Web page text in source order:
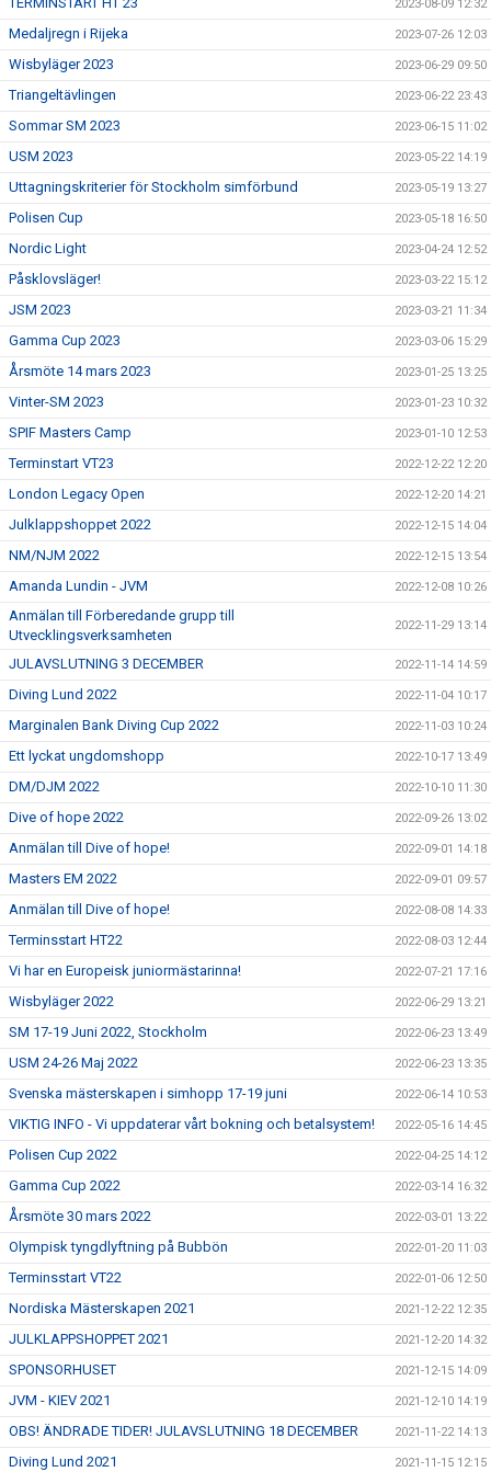
2023-08-09 12:32
Medaljregn i Rijeka 2023-07-26 12:03
Wisbyläger 2023 2023-06-29 09:50
Triangeltävlingen 2023-06-22 23:43
Sommar SM 2023 2023-06-15 11:02
USM 2023 2023-05-22 14:19
Uttagningskriterier för Stockholm simförbund 2023-05-19 13:27
Polisen Cup 2023-05-18 16:50
Nordic Light 2023-04-24 12:52
Påsklovsläger! 2023-03-22 15:12
JSM 2023 2023-03-21 11:34
Gamma Cup 2023 2023-03-06 15:29
Årsmöte 14 mars 2023 2023-01-25 13:25
Vinter-SM 2023 2023-01-23 10:32
SPIF Masters Camp 2023-01-10 12:53
Terminstart VT23 2022-12-22 12:20
London Legacy Open 2022-12-20 14:21
Julklappshoppet 2022 2022-12-15 14:04
NM/NJM 2022 2022-12-15 13:54
Amanda Lundin - JVM 2022-12-08 10:26
Anmälan till Förberedande grupp till
Utvecklingsverksamheten
2022-11-29 13:14
JULAVSLUTNING 3 DECEMBER 2022-11-14 14:59
Diving Lund 2022 2022-11-04 10:17
Marginalen Bank Diving Cup 2022 2022-11-03 10:24
Ett lyckat ungdomshopp 2022-10-17 13:49
DM/DJM 2022 2022-10-10 11:30
Dive of hope 2022 2022-09-26 13:02
Anmälan till Dive of hope! 2022-09-01 14:18
Masters EM 2022 2022-09-01 09:57
Anmälan till Dive of hope! 2022-08-08 14:33
Terminsstart HT22 2022-08-03 12:44
Vi har en Europeisk juniormästarinna! 2022-07-21 17:16
Wisbyläger 2022 2022-06-29 13:21
SM 17-19 Juni 2022, Stockholm 2022-06-23 13:49
USM 24-26 Maj 2022 2022-06-23 13:35
Svenska mästerskapen i simhopp 17-19 juni 2022-06-14 10:53
VIKTIG INFO - Vi uppdaterar vårt bokning och betalsystem! 2022-05-16 14:45
Polisen Cup 2022 2022-04-25 14:12
Gamma Cup 2022 2022-03-14 16:32
Årsmöte 30 mars 2022 2022-03-01 13:22
Olympisk tyngdlyftning på Bubbön 2022-01-20 11:03
Terminsstart VT22 2022-01-06 12:50
Nordiska Mästerskapen 2021 2021-12-22 12:35
JULKLAPPSHOPPET 2021 2021-12-20 14:32
SPONSORHUSET 2021-12-15 14:09
JVM - KIEV 2021 2021-12-10 14:19
OBS! ÄNDRADE TIDER! JULAVSLUTNING 18 DECEMBER 2021-11-22 14:13
Diving Lund 2021 2021-11-15 12:15